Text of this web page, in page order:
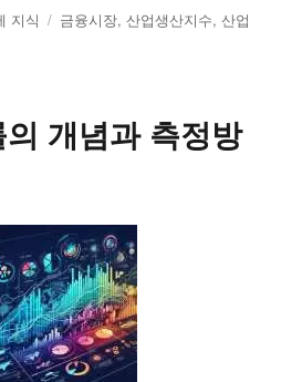
지식
태
금융시장,산업생산지수,산업
개념과 측정방